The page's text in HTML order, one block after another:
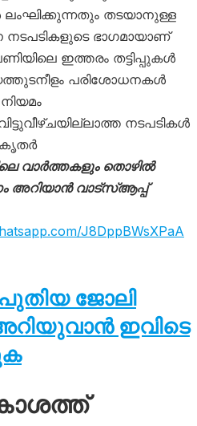
ലംഘിക്കുന്നതും തടയാനുള്ള
നടപടികളുടെ ഭാഗമായാണ്
ഇത്തരം തട്ടിപ്പുകൾ
പരിശോധനകൾ
നടപടികൾ
വാർത്തകളും തൊഴിൽ
അറിയാൻ വാട്സ്ആപ്പ്
J8DppBWsXPaA
ജോലി
ഇവിടെ